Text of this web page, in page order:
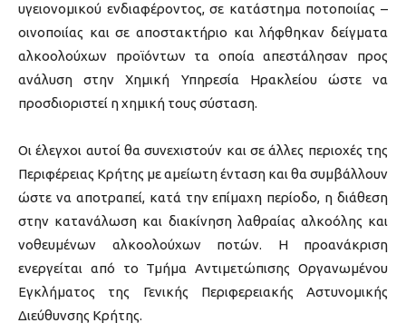
υγειονομικού ενδιαφέροντος, σε κατάστημα ποτοποιίας –
οινοποιίας και σε αποστακτήριο και λήφθηκαν δείγματα
αλκοολούχων προϊόντων τα οποία απεστάλησαν προς
ανάλυση στην Χημική Υπηρεσία Ηρακλείου ώστε να
προσδιοριστεί η χημική τους σύσταση.
Οι έλεγχοι αυτοί θα συνεχιστούν και σε άλλες περιοχές της
Περιφέρειας Κρήτης με αμείωτη ένταση και θα συμβάλλουν
ώστε να αποτραπεί, κατά την επίμαχη περίοδο, η διάθεση
στην κατανάλωση και διακίνηση λαθραίας αλκοόλης και
νοθευμένων αλκοολούχων ποτών. Η προανάκριση
ενεργείται από το Τμήμα Αντιμετώπισης Οργανωμένου
Εγκλήματος της Γενικής Περιφερειακής Αστυνομικής
Διεύθυνσης Κρήτης.